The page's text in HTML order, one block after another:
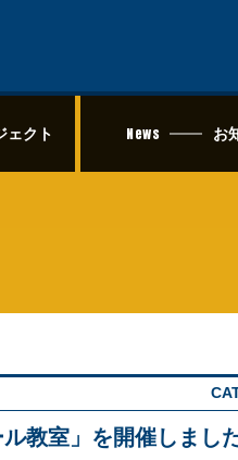
ェクト News お
教室」を開催しまし